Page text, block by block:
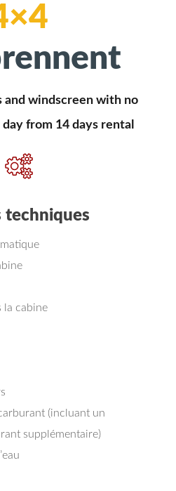
and windscreen with no
from 14 days rental
techniques
la cabine
(incluant un
supplémentaire)